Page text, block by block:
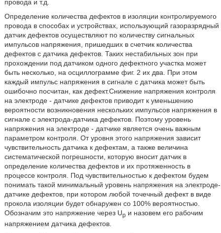
провода и т.д.
Определение количества дефектов в изоляции контролируемого
провода в способах и устройствах, использующий газоразрядный
датчик дефектов осуществляют по количеству сигнальных
импульсов напряжения, пришедших в счетчик количества
дефектов с датчика дефектов. Таких нестабильных зон при
прохождении под датчиком одного дефектного участка может
быть несколько, на осциллограмме фиг. 2 их два. При этом
каждый импульс напряжения в сигнале с датчика может быть
ошибочно посчитан, как дефект.Снижение напряжения контроля
на электроде - датчике дефектов приводит к уменьшению
вероятности возникновения нескольких импульсов напряжения в
сигнале с электрода-датчика дефектов. Поэтому уровень
напряжения на электроде - датчике является очень важным
параметром контроля. От уровня этого напряжения зависит
чувствительность датчика к дефектам, а также величина
систематической погрешности, которую вносит датчик в
определение количества дефектов и их протяженность в
процессе контроля. Под чувствительностью к дефектом будем
понимать такой минимальный уровень напряжения на электроде-
датчике дефектов, при котором любой точечный дефект в виде
прокола изоляции будет обнаружен со 100% вероятностью.
Обозначим это напряжение через Up и назовем его рабочим
напряжением датчика дефектов.